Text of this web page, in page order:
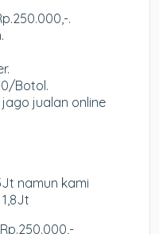
.
Botol.
jago jualan online
namun kami
1,8Jt